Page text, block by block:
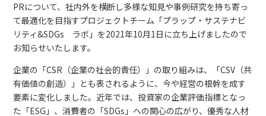
PRについて、社内外を横断し多様な知見や事例研究を持ち寄っ
て最適化を目指すプロジェクトチーム「プラップ・サステナビ
リティ&SDGs ラボ」を2021年10月1日に立ち上げましたので
お知らせいたします。
企業の「CSR（企業の社会的責任）」の取り組みは、「CSV（共
有価値の創造）」とも表されるように、今や経営の根幹を成す
要素に変化しました。近年では、投資家の企業評価指標となっ
た「ESG」、消費者の「SDGs」への関心の広がり、優秀な人材